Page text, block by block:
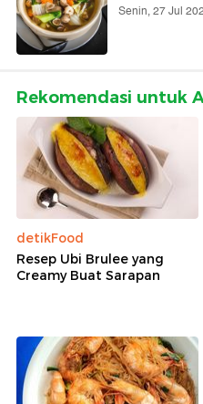
Senin, 27 Jul
Rekomendasi untuk
detikFood
Resep Ubi Brulee yang
Creamy Buat Sarapan